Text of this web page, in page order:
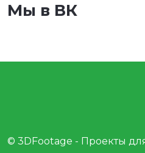
Мы в ВК
© 3DFootage - Проекты